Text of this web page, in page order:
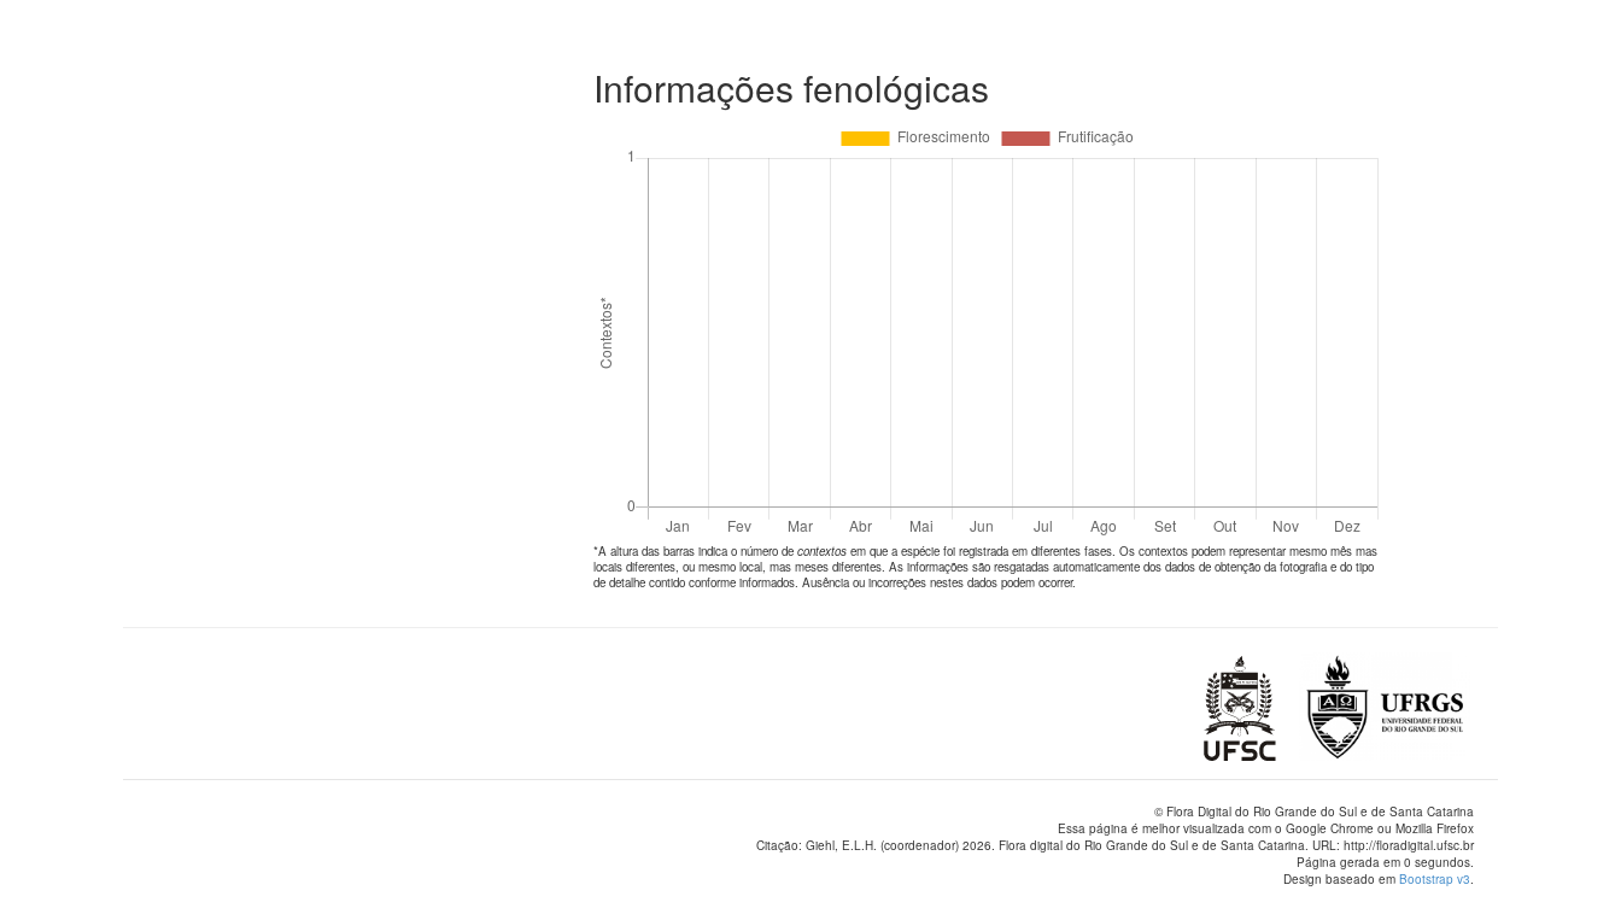
Informações fenológicas
*A altura das barras indica o número de contextos em que a espécie foi registrada em diferentes fases. Os contextos podem representar mesmo mês mas
locais diferentes, ou mesmo local, mas meses diferentes. As informações são resgatadas automaticamente dos dados de obtenção da fotografia e do tipo
de detalhe contido conforme informados. Ausência ou incorreções nestes dados podem ocorrer.
© Flora Digital do Rio Grande do Sul e de Santa Catarina
Essa página é melhor visualizada com o Google Chrome ou Mozilla Firefox
Citação: Giehl, E.L.H. (coordenador) 2026. Flora digital do Rio Grande do Sul e de Santa Catarina. URL: http://floradigital.ufsc.br
Página gerada em 0 segundos.
Design baseado em Bootstrap v3.